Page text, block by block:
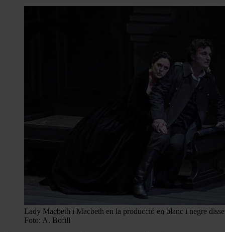
Lady Macbeth i Macbeth en la producció en blanc i negre
Foto: A. Bofill